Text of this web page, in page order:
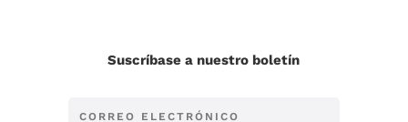
Suscríbase a nuestro boletín